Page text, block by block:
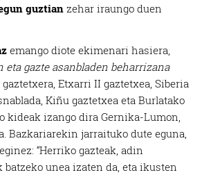
guztian zehar iraungo duen
emango diote ekimenari hasiera,
eta gazte asanbladen beharrizana
Etxarri II gaztetxea, Siberia
Kiñu gaztetxea eta Burlatako
kideak izango dira Gernika-Lumon,
Bazkariarekin jarraituko dute eguna,
“Herriko gazteak, adin
batzeko unea izaten da, eta ikusten